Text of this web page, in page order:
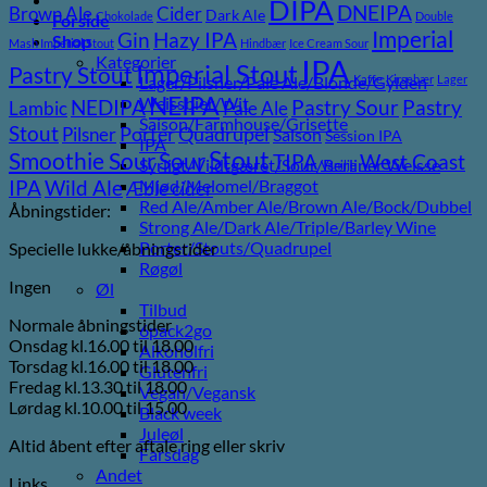
Forside
Shop
Kategorier
Lager/Pilsner/Pale Ale/Blonde/Gylden
Weissbier/Wit
Saison/Farmhouse/Grisette
IPA
Syrligt/Vildtgæret/Sour/Berliner Weisse
Mjød/Melomel/Braggot
Red Ale/Amber Ale/Brown Ale/Bock/Dubbel
Strong Ale/Dark Ale/Triple/Barley Wine
Porter/Stouts/Quadrupel
Røgøl
Øl
Tilbud
6pack2go
Alkoholfri
Glutenfri
Vegan/Vegansk
Black week
Juleøl
Farsdag
Andet
Brown Ale Chokolade Cider Dark Ale DIPA DNEIPA Double
Mash Imperial Stout Gin Hazy IPA Hindbær Ice Cream Sour Imperial
Pastry StoutImperial StoutIPA Kaffe Kirsebær Lager
LambicNEDIPANEIPAPale Ale Pastry Sour Pastry
StoutPilsnerPorterQuadrupelSaisonSession IPA
Smoothie SourSourStoutTIPA Vanilje West Coast
IPAWild AleÆble cider
Åbningstider:
Specielle lukke/åbningstider
Ingen
Normale åbningstider
Onsdag kl.16.00 til 18.00
Torsdag kl.16.00 til 18.00
Fredag kl.13.30 til 18.00
Lørdag kl.10.00 til 15.00
Altid åbent efter aftale ring eller skriv